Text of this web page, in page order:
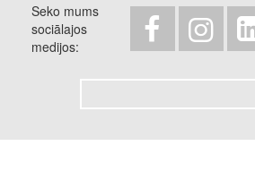
Seko mums
sociālajos
medijos